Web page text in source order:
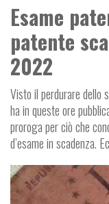
Esame
patente
2022
Visto il perdurare dello
ha in queste ore
proroga per ciò che
d’esame in scadenza.